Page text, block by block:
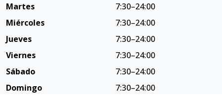
Martes
7:30–24:00
Miércoles
7:30–24:00
Jueves
7:30–24:00
Viernes
7:30–24:00
Sábado
7:30–24:00
Domingo
7:30–24:00